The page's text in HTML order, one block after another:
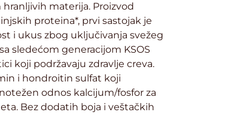
materija. Proizvod
proteina*, prvi sastojak je
i ukus zbog uključivanja svežeg
sledećom generacijom KSOS
koji podržavaju zdravlje creva.
i hondroitin sulfat koji
odnos kalcijum/fosfor za
Bez dodatih boja i veštačkih